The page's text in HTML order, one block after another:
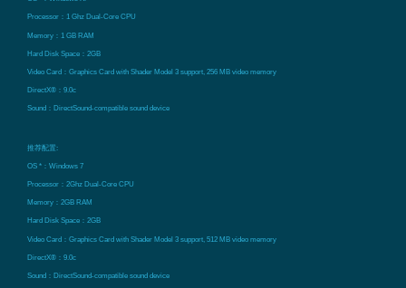
Processor：1 Ghz Dual-Core CPU
Memory：1 GB RAM
Hard Disk Space：2GB
Video Card：Graphics Card with Shader Model 3 support, 256 MB video memory
DirectX®：9.0c
Sound：DirectSound-compatible sound device
推荐配置:
OS *：Windows 7
Processor：2Ghz Dual-Core CPU
Memory：2GB RAM
Hard Disk Space：2GB
Video Card：Graphics Card with Shader Model 3 support, 512 MB video memory
DirectX®：9.0c
Sound：DirectSound-compatible sound device